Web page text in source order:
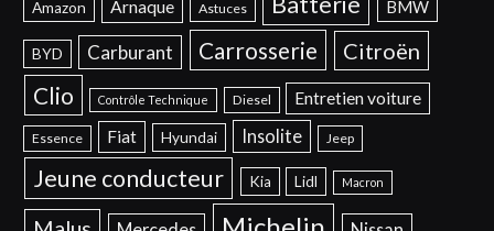
Amazon Arnaque Astuces BMW
BYD Carburant Carrosserie Citroën
Clio Contrôle Technique Diesel Entretien voiture
Essence Fiat Hyundai Insolite Jeep
Jeune conducteur Kia Lidl Macron